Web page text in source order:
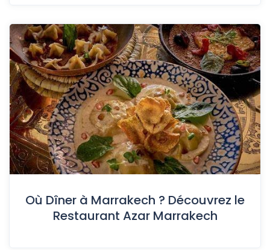
Où Dîner à Marrakech ? Découvrez le
Restaurant Azar Marrakech